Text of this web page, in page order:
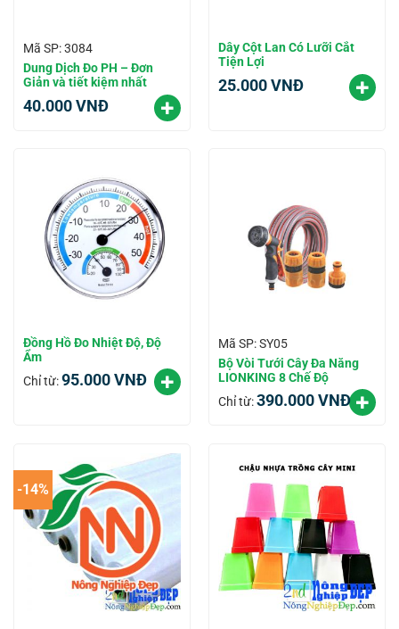
Mã SP: 3084
Dung Dịch Đo PH – Đơn
Giản và tiết kiệm nhất
40.000VNĐ
Dây Cột Lan Có Lưỡi Cắt
Tiện Lợi
25.000VNĐ
Đồng Hồ Đo Nhiệt Độ, Độ
Ẩm
Chỉ từ:95.000VNĐ
Mã SP: SY05
Bộ Vòi Tưới Cây Đa Năng
LIONKING 8 Chế Độ
Chỉ từ:390.000VNĐ
-14%